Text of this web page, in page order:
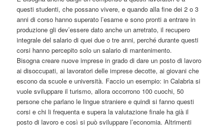
questi studenti, che possano vivere, e quando alla fine dei 2 o 3
anni di corso hanno superato l’esame e sono pronti a entrare in
produzione gli dev’essere dato anche un arretrato, il recupero
integrale del salario di quei due o tre anni, perché durante questi
corsi hanno percepito solo un salario di mantenimento.
Bisogna creare nuove imprese in grado di dare un posto di lavoro
ai disoccupati, ai lavoratori delle imprese decotte, ai giovani che
escono da scuole e università. Faccio un esempio: in Calabria si
vuole sviluppare il turismo, allora occorrono 100 cuochi, 50
persone che parlano le lingue straniere e quindi si fanno questi
corsi e chi li frequenta e supera la valutazione finale ha già il
posto di lavoro e così si può sviluppare l’economia. Altrimenti